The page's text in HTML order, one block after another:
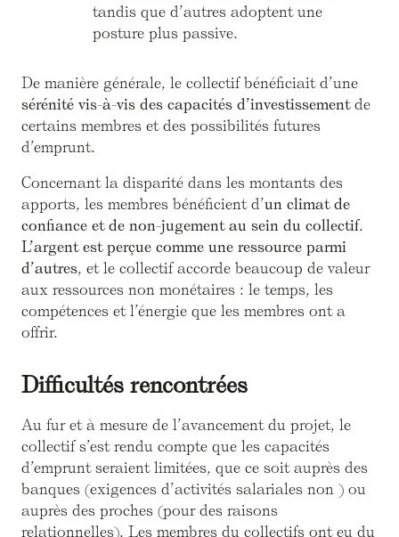
tandis que d’autres adoptent une
posture plus passive.
De manière générale, le collectif bénéficiait d’une
sérénité vis-à-vis des capacités d’investissementde
certains membres et des possibilités futures
d’emprunt.
Concernant la disparité dans les montants des
apports, les membres bénéficient d’un climat de
confiance et de non-jugement au sein du collectif.
L’argent est perçue comme une ressource parmi
d’autres, et le collectif accorde beaucoup de valeur
aux ressources non monétaires : le temps, les
compétences et l’énergie que les membres ont a
offrir.
Difficultés rencontrées
Au fur et à mesure de l’avancement du projet, le
collectif s’est rendu compte que les capacités
d’emprunt seraient limitées, que ce soit auprès des
banques (exigences d’activités salariales non ) ou
auprès des proches (pour des raisons
relationnelles). Les membres du collectifs ont eu du